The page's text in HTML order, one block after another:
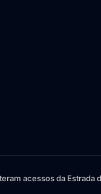
acessos da Estrada